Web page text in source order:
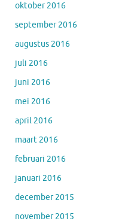
oktober 2016
september 2016
augustus 2016
juli 2016
juni 2016
mei 2016
april 2016
maart 2016
februari 2016
januari 2016
december 2015
november 2015